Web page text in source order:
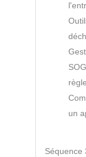
un
Séquence